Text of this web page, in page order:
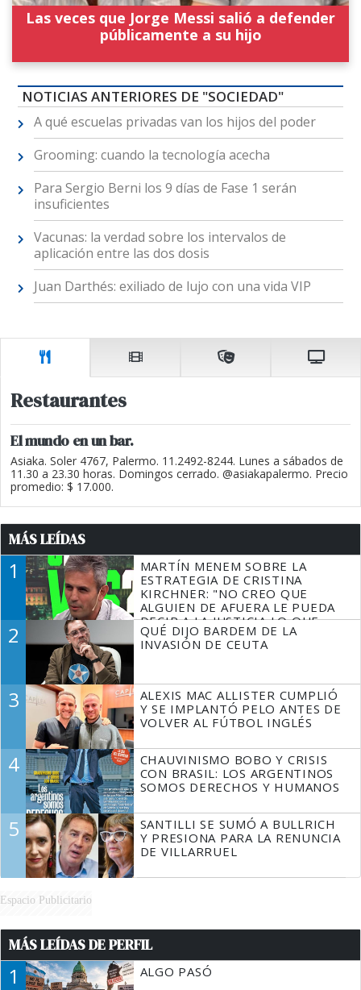
Las veces que Jorge Messi salió a defender
públicamente a su hijo
NOTICIAS ANTERIORES DE "SOCIEDAD"
A qué escuelas privadas van los hijos del poder
Grooming: cuando la tecnología acecha
Para Sergio Berni los 9 días de Fase 1 serán
insuficientes
Vacunas: la verdad sobre los intervalos de
aplicación entre las dos dosis
Juan Darthés: exiliado de lujo con una vida VIP
Restaurantes
El mundo en un bar.
Asiaka. Soler 4767, Palermo. 11.2492-8244. Lunes a sábados de
11.30 a 23.30 horas. Domingos cerrado. @asiakapalermo. Precio
promedio: $ 17.000.
MÁS LEÍDAS
1
MARTÍN MENEM SOBRE LA
ESTRATEGIA DE CRISTINA
KIRCHNER: "NO CREO QUE
ALGUIEN DE AFUERA LE PUEDA
DECIR A LA JUSTICIA LO QUE
TIENE QUE HACER"
2
QUÉ DIJO BARDEM DE LA
INVASIÓN DE CEUTA
3
ALEXIS MAC ALLISTER CUMPLIÓ
Y SE IMPLANTÓ PELO ANTES DE
VOLVER AL FÚTBOL INGLÉS
4
CHAUVINISMO BOBO Y CRISIS
CON BRASIL: LOS ARGENTINOS
SOMOS DERECHOS Y HUMANOS
5
SANTILLI SE SUMÓ A BULLRICH
Y PRESIONA PARA LA RENUNCIA
DE VILLARRUEL
Espacio Publicitario
MÁS LEÍDAS DE PERFIL
1 ALGO PASÓ